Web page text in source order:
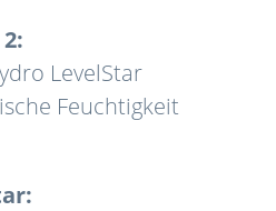
LevelStar
Feuchtigkeit